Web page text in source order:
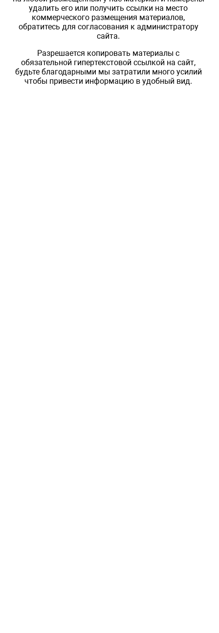
удалить его или получить ссылки на место
коммерческого размещения материалов,
обратитесь для согласования к администратору
сайта.
Разрешается копировать материалы с
обязательной гипертекстовой ссылкой на сайт,
будьте благодарными мы затратили много усилий
чтобы привести информацию в удобный вид.